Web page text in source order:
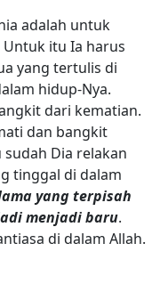
adalah untuk
itu Ia harus
yang tertulis di
hidup-Nya.
dari kematian.
dan bangkit
Dia relakan
tinggal di dalam
yang terpisah
menjadi baru.
di dalam Allah.